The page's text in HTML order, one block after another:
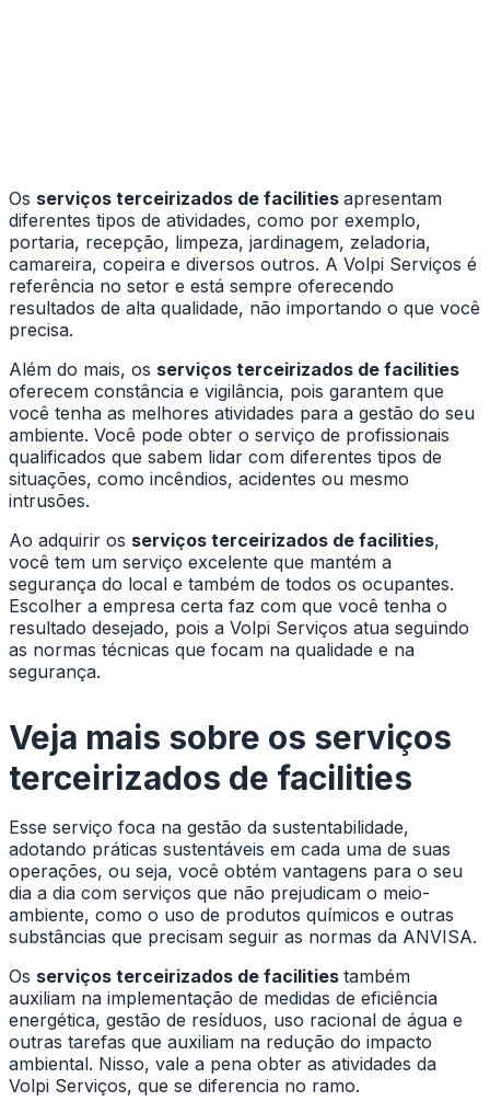
Os serviços terceirizados de facilities apresentam
diferentes tipos de atividades, como por exemplo,
portaria, recepção, limpeza, jardinagem, zeladoria,
camareira, copeira e diversos outros. A Volpi Serviços é
referência no setor e está sempre oferecendo
resultados de alta qualidade, não importando o que você
precisa.
Além do mais, os serviços terceirizados de facilities
oferecem constância e vigilância, pois garantem que
você tenha as melhores atividades para a gestão do seu
ambiente. Você pode obter o serviço de profissionais
qualificados que sabem lidar com diferentes tipos de
situações, como incêndios, acidentes ou mesmo
intrusões.
Ao adquirir os serviços terceirizados de facilities,
você tem um serviço excelente que mantém a
segurança do local e também de todos os ocupantes.
Escolher a empresa certa faz com que você tenha o
resultado desejado, pois a Volpi Serviços atua seguindo
as normas técnicas que focam na qualidade e na
segurança.
Veja mais sobre os serviços
terceirizados de facilities
Esse serviço foca na gestão da sustentabilidade,
adotando práticas sustentáveis em cada uma de suas
operações, ou seja, você obtém vantagens para o seu
dia a dia com serviços que não prejudicam o meio-
ambiente, como o uso de produtos químicos e outras
substâncias que precisam seguir as normas da ANVISA.
Os serviços terceirizados de facilities também
auxiliam na implementação de medidas de eficiência
energética, gestão de resíduos, uso racional de água e
outras tarefas que auxiliam na redução do impacto
ambiental. Nisso, vale a pena obter as atividades da
Volpi Serviços, que se diferencia no ramo.